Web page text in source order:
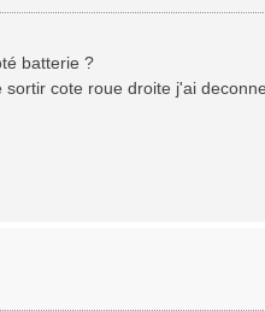
batterie ?
cote roue droite j'ai